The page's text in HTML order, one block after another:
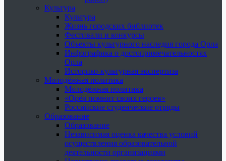
Культура
Культура
Жизнь городских библиотек
Фестивали и конкурсы
Объекты культурного наследия города Орла
Инфографика о достопримечательностях
Орла
Историко-культурная экспертиза
Молодёжная политика
Молодёжная политика
«Орёл помнит своих героев»
Российские студенческие отряды
Образование
Образование
Независимая оценка качества условий
осуществления образовательной
деятельности организациями